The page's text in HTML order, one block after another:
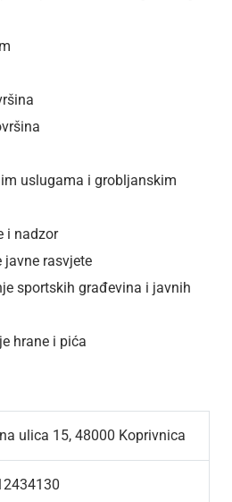
uslugama i grobljanskim
i nadzor
javne rasvjete
sportskih građevina i javnih
hrane i pića
ulica 15, 48000 Koprivnica